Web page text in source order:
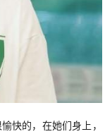
快的，在她们身上，